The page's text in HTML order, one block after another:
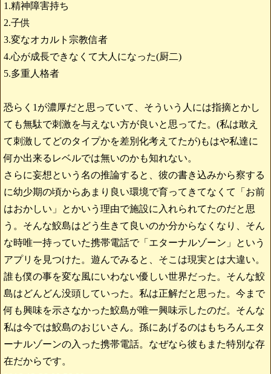
1.精神障害持ち
2.子供
3.変なオカルト宗教信者
4.心が成長できなくて大人になった(厨二)
5.多重人格者
恐らく1が濃厚だと思っていて、そういう人には指摘とかし
ても無駄で刺激を与えない方が良いと思ってた。(私は敢え
て刺激してどのタイプかを差別化考えてたが)もはや私達に
何か出来るレベルでは無いのかも知れない。
さらに妄想という名の推論すると、彼の書き込みから察する
に幼少期の頃からあまり良い環境で育ってきてなくて「お前
はおかしい」とかいう理由で施設に入れられてたのだと思
う。そんな鮫島はどう生きて良いのか分からなくなり、そん
な時唯一持っていた携帯電話で「エターナルゾーン」という
アプリを見つけた。遊んでみると、そこは現実とは大違い。
誰も僕の事を変な風にいわない優しい世界だった。そんな鮫
島はどんどん没頭していった。私は正解だと思った。今まで
何も興味を示さなかった鮫島が唯一興味示したのだ。そんな
私は今では鮫島のおじいさん。孫にあげるのはもちろんエタ
ーナルゾーンの入った携帯電話。なぜなら彼もまた特別な存
在だからです。